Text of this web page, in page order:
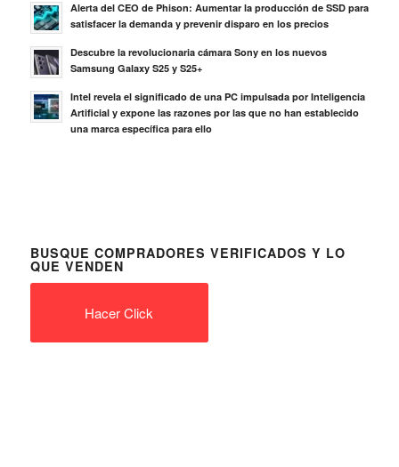
Alerta del CEO de Phison: Aumentar la producción de SSD para
satisfacer la demanda y prevenir disparo en los precios
Descubre la revolucionaria cámara Sony en los nuevos
Samsung Galaxy S25 y S25+
Intel revela el significado de una PC impulsada por Inteligencia
Artificial y expone las razones por las que no han establecido
una marca específica para ello
BUSQUE COMPRADORES VERIFICADOS Y LO
QUE VENDEN
Hacer Click